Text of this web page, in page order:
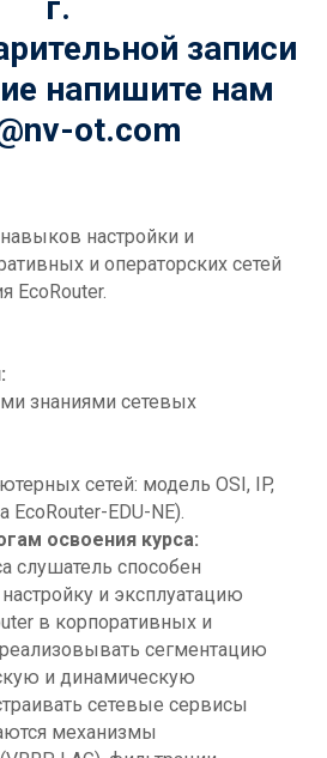
записи
напишите нам
ot.com
настройки и
и операторских сетей
EcoRouter.
знаниями сетевых
сетей: модель OSI, IP,
EcoRouter-EDU-NE).
освоения курса:
слушатель способен
и эксплуатацию
в корпоративных и
реализовывать сегментацию
и динамическую
сетевые сервисы
механизмы